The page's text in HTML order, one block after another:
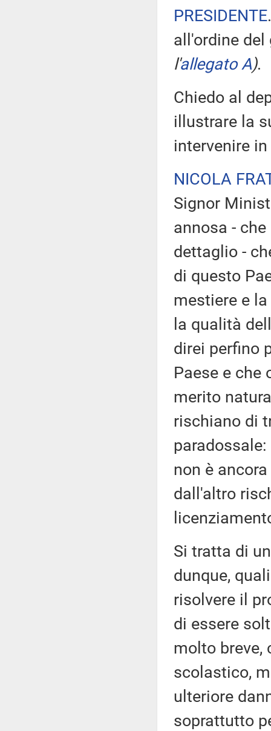
PRESIDENTE
all'ordine
l'allegato A).
Chiedo al
illustrare la
intervenire
NICOLA
Signor
annosa -
dettaglio -
di questo
mestiere e
la qualità
direi perfino
Paese e che
merito
rischiano di
non è
dall'altro
Si tratta di
dunque,
risolvere il
di essere
molto breve,
scolastico,
ulteriore
soprattutto